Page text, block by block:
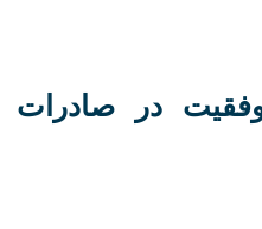
در صادرات